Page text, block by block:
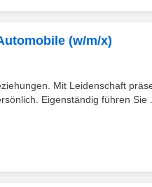
(w/m/x)
Mit Leidenschaft
Eigenständig führen Sie ...